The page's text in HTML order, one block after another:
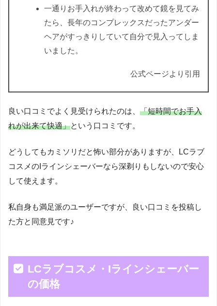
一通りお手入れが終わって改めて鏡を見てみ
たら、長年のコンプレックスだったアンダー
ヘアがすっきりしていて自分で見入ってしま
いました。
公式ページより引用
良い口コミでよく見受けられたのは、 「短時間でお手入
れが出来て快適」という口コミです。
どうしてもカミソリだと怖い部分がありますが、LCラブ
コスメのIラインシェーバーなら深剃りもしないので安心
して使えます。
私自身も満足派のユーザーですが、良い口コミを投稿し
た方と同意見です♪
LCラブコスメ・Iラインシェーバー
の価格